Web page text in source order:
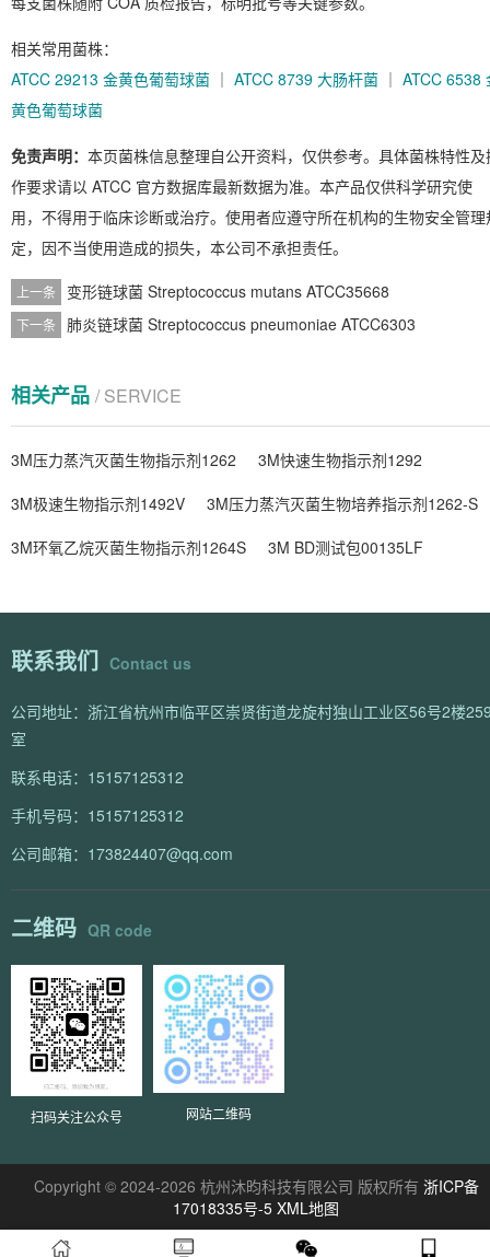
相关常用菌株：
ATCC 29213 金黄色葡萄球菌 ｜ ATCC 8739 大肠杆菌 ｜ ATCC 6538
黄色葡萄球菌
免责声明： 本页菌株信息整理自公开资料，仅供参考。具体菌株特性及
作要求请以 ATCC 官方数据库最新数据为准。本产品仅供科学研究使
用，不得用于临床诊断或治疗。使用者应遵守所在机构的生物安全管理
定，因不当使用造成的损失，本公司不承担责任。
上一条 变形链球菌 Streptococcus mutans ATCC35668
下一条 肺炎链球菌 Streptococcus pneumoniae ATCC6303
相关产品 / SERVICE
3M压力蒸汽灭菌生物指示剂1262
3M快速生物指示剂1292
3M极速生物指示剂1492V
3M压力蒸汽灭菌生物培养指示剂1262-S
3M环氧乙烷灭菌生物指示剂1264S
3M BD测试包00135LF
联系我们 Contact us
公司地址：浙江省杭州市临平区崇贤街道龙旋村独山工业区56号2楼
室
联系电话：15157125312
手机号码：15157125312
公司邮箱：173824407@qq.com
二维码 QR code
扫码关注公众号 网站二维码
Copyright © 2024-2026 杭州沐昀科技有限公司 版权所有 浙ICP备
17018335号-5 XML地图